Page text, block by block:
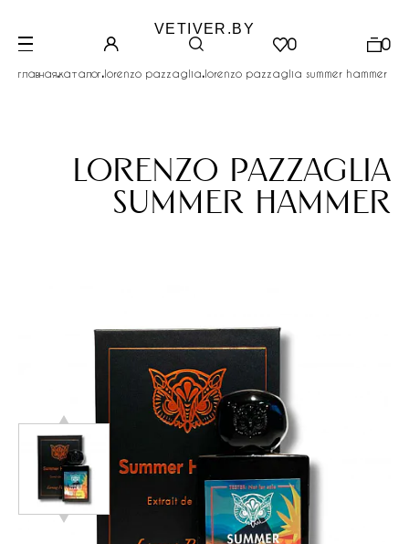
VETIVER.BY
0 0
главная.каталог.lorenzo pazzaglia.lorenzo pazzaglia summer hammer
lorenzo pazzaglia
summer hammer